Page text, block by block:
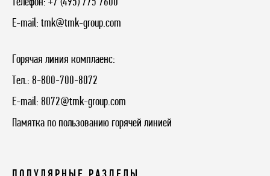
Телефон: +7 (495) 775 7600
E-mail: tmk@tmk-group.com
Горячая линия комплаенс:
Тел.: 8-800-700-8072
E-mail: 8072@tmk-group.com
Памятка по пользованию горячей линией